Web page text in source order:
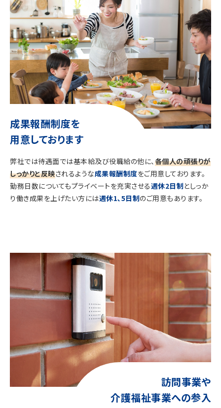
成果報酬制度を
用意しております
弊社では待遇面では基本給及び役職給の他に、 各個人の頑張りが
しっかりと反映されるような成果報酬制度をご用意しております。
勤務日数についてもプライベートを充実させる週休2日制としっか
り働き成果を上げたい方には週休1､5日制のご用意もあります。
訪問事業や
介護福祉事業への参入